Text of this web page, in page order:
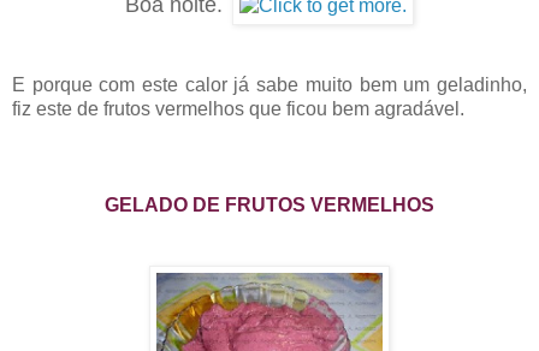
Boa noite.
E porque com este calor já sabe muito bem um geladinho,
fiz este de frutos vermelhos que ficou bem agradável.
GELADO DE FRUTOS VERMELHOS